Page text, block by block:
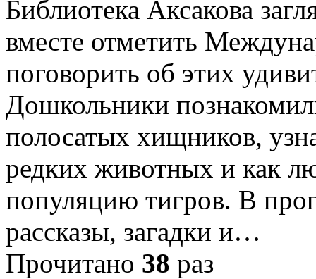
Библиотека Аксакова
вместе отметить
поговорить об этих
Дошкольники
полосатых хищников,
редких животных и как
популяцию тигров. В
рассказы, загадки и…
Прочитано 38 раз